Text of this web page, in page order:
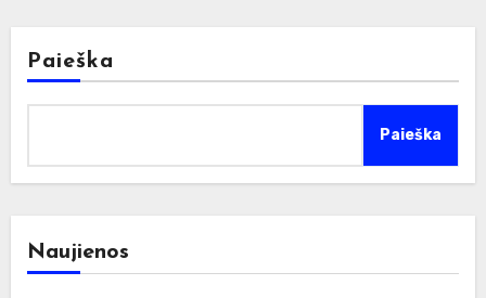
Paieška
Paieška
Naujienos